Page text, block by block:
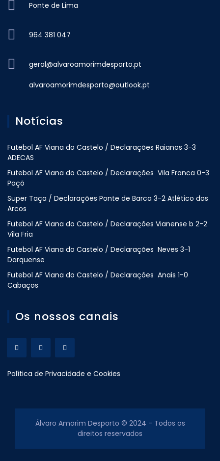
Ponte de Lima
964 381 047
geral@alvaroamorimdesporto.pt
alvaroamorimdesporto@outlook.pt
Notícias
Futebol AF Viana do Castelo / Declarações Raianos 3-3
ADECAS
Futebol AF Viana do Castelo / Declarações Vila Franca 0-3
Paçõ
Super Taça / Declarações Ponte de Barca 3-2 Atlético dos
Arcos
Futebol AF Viana do Castelo / Declarações Vianense b 2-2
Vila Fria
Futebol AF Viana do Castelo / Declarações Neves 3-1
Darquense
Futebol AF Viana do Castelo / Declarações Anais 1-0
Cabaços
Os nossos canais
Política de Privacidade e Cookies
Álvaro Amorim Desporto © 2024 - Todos os
direitos reservados